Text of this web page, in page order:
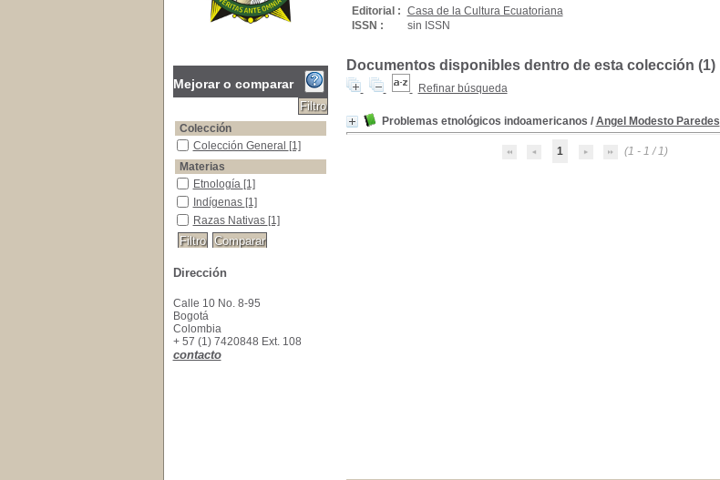
Editorial : Casa de la Cultura Ecuatoriana
ISSN :
sin ISSN
Documentos disponibles dentro de esta colección (1)
Refinar búsqueda
Problemas etnológicos indoamericanos / Angel Modesto Paredes
1 (1 - 1 / 1)
Mejorar o comparar
Colección
Colección General
Colección General [1]
Materias
Etnología
Etnología [1]
Indígenas
Indígenas [1]
Razas Nativas
Razas Nativas [1]
Dirección
Calle 10 No. 8-95
Bogotá
Colombia
+ 57 (1) 7420848 Ext. 108
contacto